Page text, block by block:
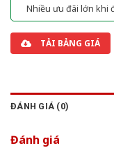
Nhiều ưu đãi lớn khi
TẢI BẢNG GIÁ
ĐÁNH GIÁ (0)
Đánh giá